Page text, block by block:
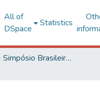
All of
DSpace
Statistics
SBQP - Simpósio Brasileiro de Qualidade do Projeto no Ambiente Construído